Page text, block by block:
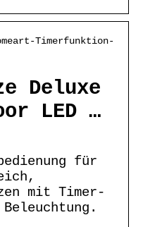
Timerfunktion-
Deluxe
LED …
für
mit Timer-